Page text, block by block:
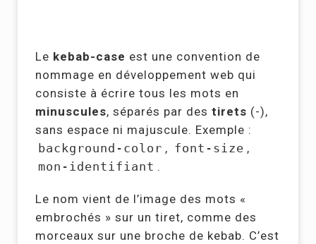
Le kebab-case est une convention de
nommage en développement web qui
consiste à écrire tous les mots en
minuscules, séparés par des tirets (-),
sans espace ni majuscule. Exemple :
background-color , font-size ,
mon-identifiant .
Le nom vient de l’image des mots «
embrochés » sur un tiret, comme des
morceaux sur une broche de kebab. C’est